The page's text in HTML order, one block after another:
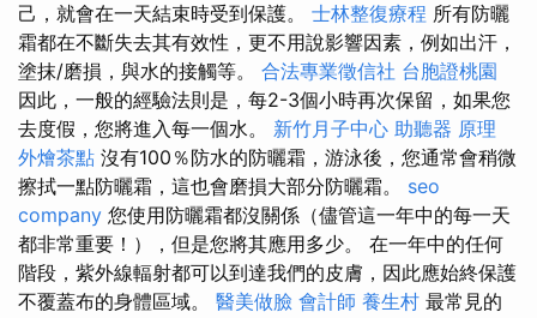
己，就會在一天結束時受到保護。 士林整復療程 所有防曬
霜都在不斷失去其有效性，更不用說影響因素，例如出汗，
塗抹/磨損，與水的接觸等。 合法專業徵信社 台胞證桃園
因此，一般的經驗法則是，每2-3個小時再次保留，如果您
去度假，您將進入每一個水。 新竹月子中心 助聽器 原理
外燴茶點 沒有100％防水的防曬霜，游泳後，您通常會稍微
擦拭一點防曬霜，這也會磨損大部分防曬霜。 seo
company 您使用防曬霜都沒關係（儘管這一年中的每一天
都非常重要！），但是您將其應用多少。 在一年中的任何
階段，紫外線輻射都可以到達我們的皮膚，因此應始終保護
不覆蓋布的身體區域。 醫美做臉 會計師 養生村 最常見的